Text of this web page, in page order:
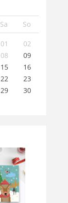
Sa So
01
02
08
09
15
16
22
23
29
30